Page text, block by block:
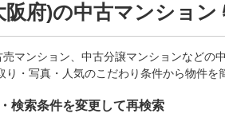
阪府)の中古マンション
マンション、中古分譲マンションなど
り・写真・人気のこだわり条件から物件
検索条件を変更して再検索